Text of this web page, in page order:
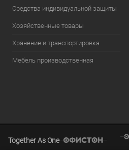
Средства индивидуальной защиты
Хозяйственные товары
Хранение и транспортировка
Мебель производственная
Together As One